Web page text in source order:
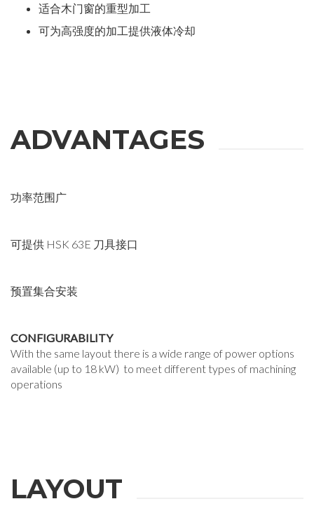
适合木门窗的重型加工
可为高强度的加工提供液体冷却
ADVANTAGES
功率范围广
可提供 HSK 63E 刀具接口
预置集合安装
CONFIGURABILITY
With the same layout there is a wide range of power options
available (up to 18 kW) to meet different types of machining
operations
LAYOUT